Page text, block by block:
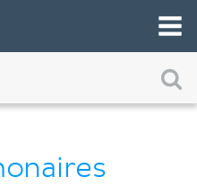
d'étude préféré